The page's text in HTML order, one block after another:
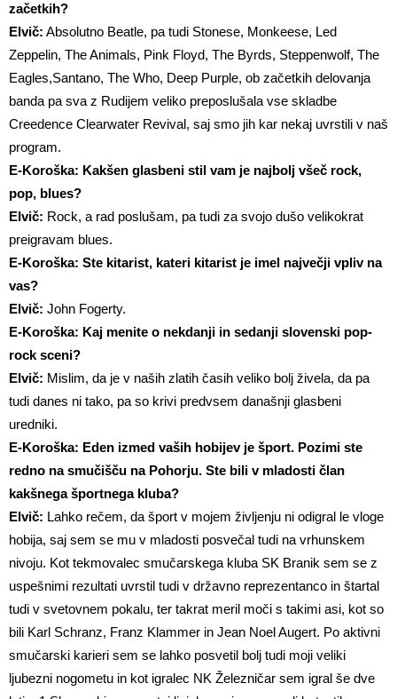
začetkih?
Elvič: Absolutno Beatle, pa tudi Stonese, Monkeese, Led
Zeppelin, The Animals, Pink Floyd, The Byrds, Steppenwolf, The
Eagles,Santano, The Who, Deep Purple, ob začetkih delovanja
banda pa sva z Rudijem veliko preposlušala vse skladbe
Creedence Clearwater Revival, saj smo jih kar nekaj uvrstili v naš
program.
E-Koroška: Kakšen glasbeni stil vam je najbolj všeč rock,
pop, blues?
Elvič: Rock, a rad poslušam, pa tudi za svojo dušo velikokrat
preigravam blues.
E-Koroška: Ste kitarist, kateri kitarist je imel največji vpliv na
vas?
Elvič: John Fogerty.
E-Koroška: Kaj menite o nekdanji in sedanji slovenski pop-
rock sceni?
Elvič: Mislim, da je v naših zlatih časih veliko bolj živela, da pa
tudi danes ni tako, pa so krivi predvsem današnji glasbeni
uredniki.
E-Koroška: Eden izmed vaših hobijev je šport. Pozimi ste
redno na smučišču na Pohorju. Ste bili v mladosti član
kakšnega športnega kluba?
Elvič: Lahko rečem, da šport v mojem življenju ni odigral le vloge
hobija, saj sem se mu v mladosti posvečal tudi na vrhunskem
nivoju. Kot tekmovalec smučarskega kluba SK Branik sem se z
uspešnimi rezultati uvrstil tudi v državno reprezentanco in štartal
tudi v svetovnem pokalu, ter takrat meril moči s takimi asi, kot so
bili Karl Schranz, Franz Klammer in Jean Noel Augert. Po aktivni
smučarski karieri sem se lahko posvetil bolj tudi moji veliki
ljubezni nogometu in kot igralec NK Železničar sem igral še dve